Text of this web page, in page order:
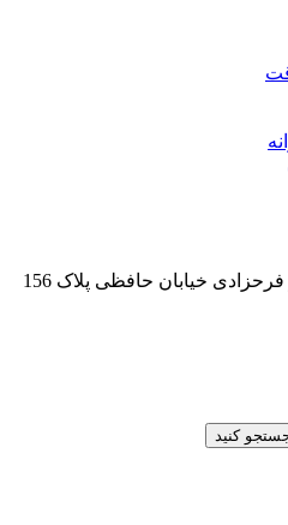
خیابان حافظی پلاک 156
کنید